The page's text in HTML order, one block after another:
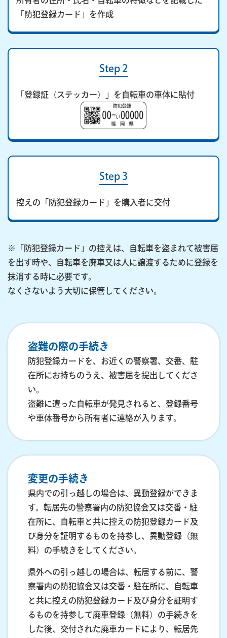
「防犯登録カード」を作成
Step 2
「登録証（ステッカー）」を自転車の車体に貼付
Step 3
控えの「防犯登録カード」を購入者に交付
※「防犯登録カード」の控えは、自転車を盗まれて被害届
を出す時や、自転車を廃車又は人に譲渡するために登録を
抹消する時に必要です。
なくさないよう大切に保管してください。
盗難の際の手続き
防犯登録カードを、お近くの警察署、交番、駐
在所にお持ちのうえ、被害届を提出してくださ
い。
盗難に遭った自転車が発見されると、登録番号
や車体番号から所有者に連絡が入ります。
変更の手続き
県内での引っ越しの場合は、異動登録ができま
す。転居先の警察署内の防犯協会又は交番・駐
在所に、自転車と共に控えの防犯登録カード及
び身分を証明するものを持参し、異動登録（無
料）の手続きをしてください。
県外への引っ越しの場合は、転居する前に、警
察署内の防犯協会又は交番・駐在所に、自転車
と共に控えの防犯登録カード及び身分を証明す
るものを持参して廃車登録（無料）の手続きを
した後、交付された廃車カードにより、転居先